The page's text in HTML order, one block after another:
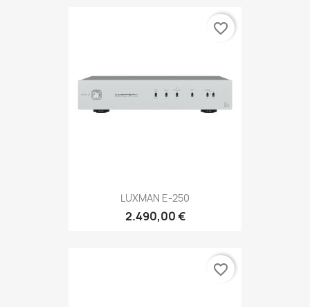
LUXMAN E-250
2.490,00 €
favorite_border
favorite_border